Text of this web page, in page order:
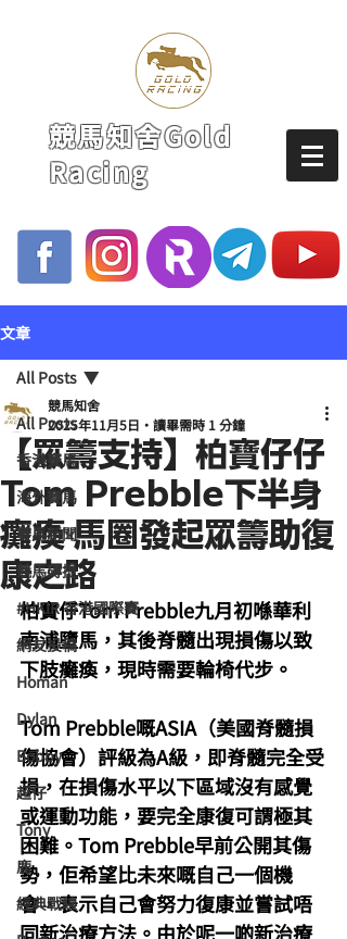
競馬知舍Gold
Racing
文章
All Posts
香港賽馬
海外賽馬
賽馬新聞
競馬磚提
#HKIR 香港國際賽
網友投稿
Homan
Dylan
Bobby
超仔
Tony
鹿
經典戰線
All Posts
【眾籌支持】柏寶仔仔
Tom Prebble下半身
癱瘓 馬圈發起眾籌助復
康之路
競馬知舍
2025年11月5日
讀畢需時 1 分鐘
柏寶仔Tom Prebble九月初喺華利
南浦墮馬，其後脊髓出現損傷以致
下肢癱瘓，現時需要輪椅代步。
Tom Prebble嘅ASIA（美國脊髓損
傷協會）評級為A級，即脊髓完全受
損，在損傷水平以下區域沒有感覺
或運動功能，要完全康復可謂極其
困難。Tom Prebble早前公開其傷
勢，佢希望比未來嘅自己一個機
會，表示自己會努力復康並嘗試唔
同新治療方法。由於呢一啲新治療